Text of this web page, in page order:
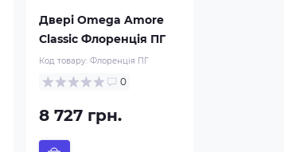
Двері Omega Amore
Classic Флоренція ПГ
Код товару: Флоренція ПГ
0
8 727 грн.